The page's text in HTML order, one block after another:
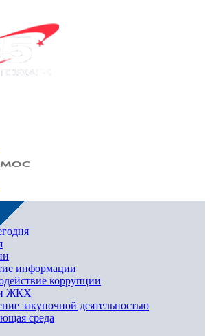
информации
коррупции
ЖКХ
закупочной деятельностью
среда